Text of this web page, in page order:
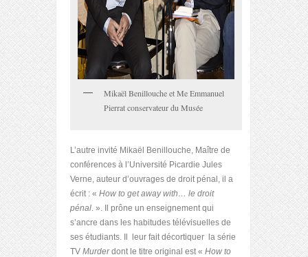
Mikaël Benillouche et Me Emmanuel
Pierrat conservateur du Musée
L’autre invité Mikaël Benillouche, Maître de
conférences à l’Université Picardie Jules
Verne, auteur d’ouvrages de droit pénal, il a
écrit : « How to get away with… le droit
pénal. ». Il prône un enseignement qui
s’ancre dans les habitudes télévisuelles de
ses étudiants. Il leur fait décortiquer la série
TV Murderdont le titre original est « How to